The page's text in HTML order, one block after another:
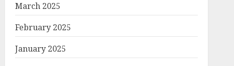
March 2025
February 2025
January 2025